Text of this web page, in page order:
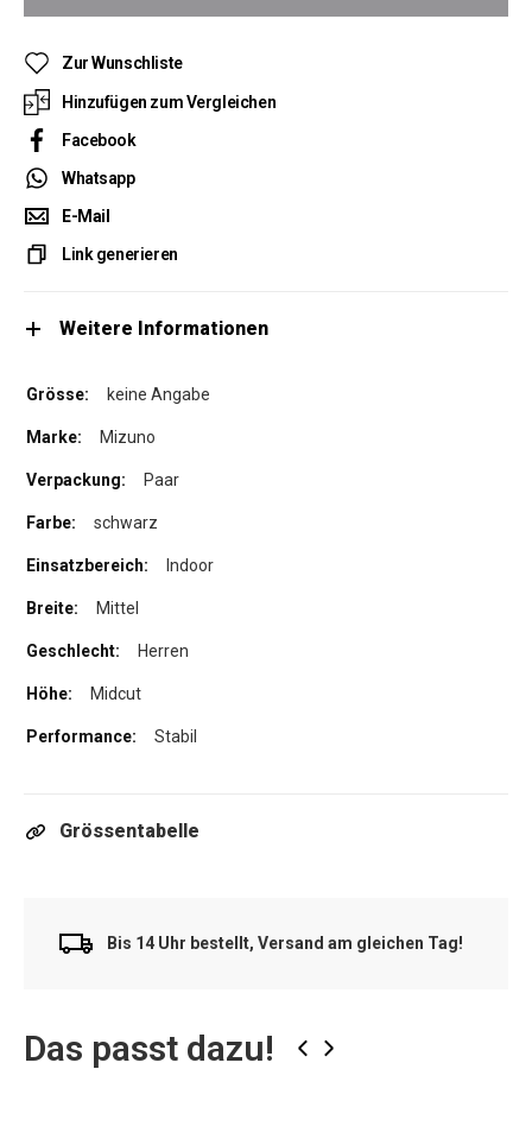
Zur Wunschliste
Hinzufügen zum Vergleichen
Facebook
Whatsapp
E-Mail
Link generieren
Weitere Informationen
keine Angabe
Mizuno
Paar
schwarz
Indoor
Mittel
Herren
Midcut
Stabil
Grössentabelle
Bis 14 Uhr bestellt, Versand am gleichen Tag!
Das passt dazu! ‹ ›